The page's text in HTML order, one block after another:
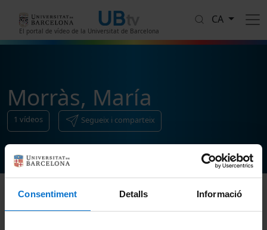
Consentiment Detalls Informació
El portal de vídeo de la Universitat de Barcelona
CA
Morràs, María
1 vídeos Segueix i comparteix
Ordenar